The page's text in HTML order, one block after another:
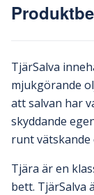
TjärSalva
mjukgörande
att salvan har
skyddande
runt vätskande
Tjära är en
bett. TjärSalva